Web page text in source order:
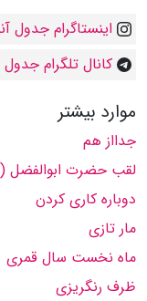
اینستاگرام جدول
کانال تلگرام جدول
موارد بیشتر
جدااز هم
لقب حضرت ابوالفضل
دوباره کاری کردن
مار تازی
ماه نخست سال قمری
ظرف رنگریزی